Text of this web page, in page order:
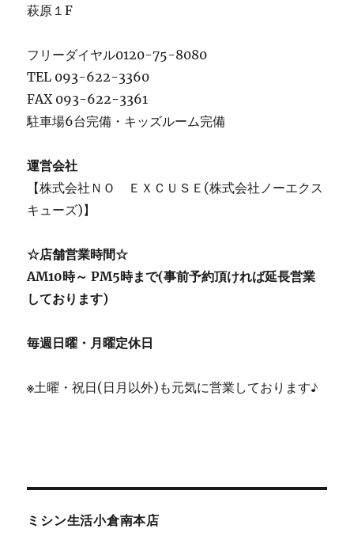
萩原１F
フリーダイヤル0120-75-8080
TEL 093-622-3360
FAX 093-622-3361
駐車場6台完備・キッズルーム完備
運営会社
【株式会社ＮＯ ＥＸＣＵＳＥ(株式会社ノーエクス
キューズ)】
☆店舗営業時間☆
AM10時～ PM5時まで(事前予約頂ければ延長営業
しております)
毎週日曜・月曜定休日
※土曜・祝日(日月以外)も元気に営業しております♪
ミシン生活小倉南本店